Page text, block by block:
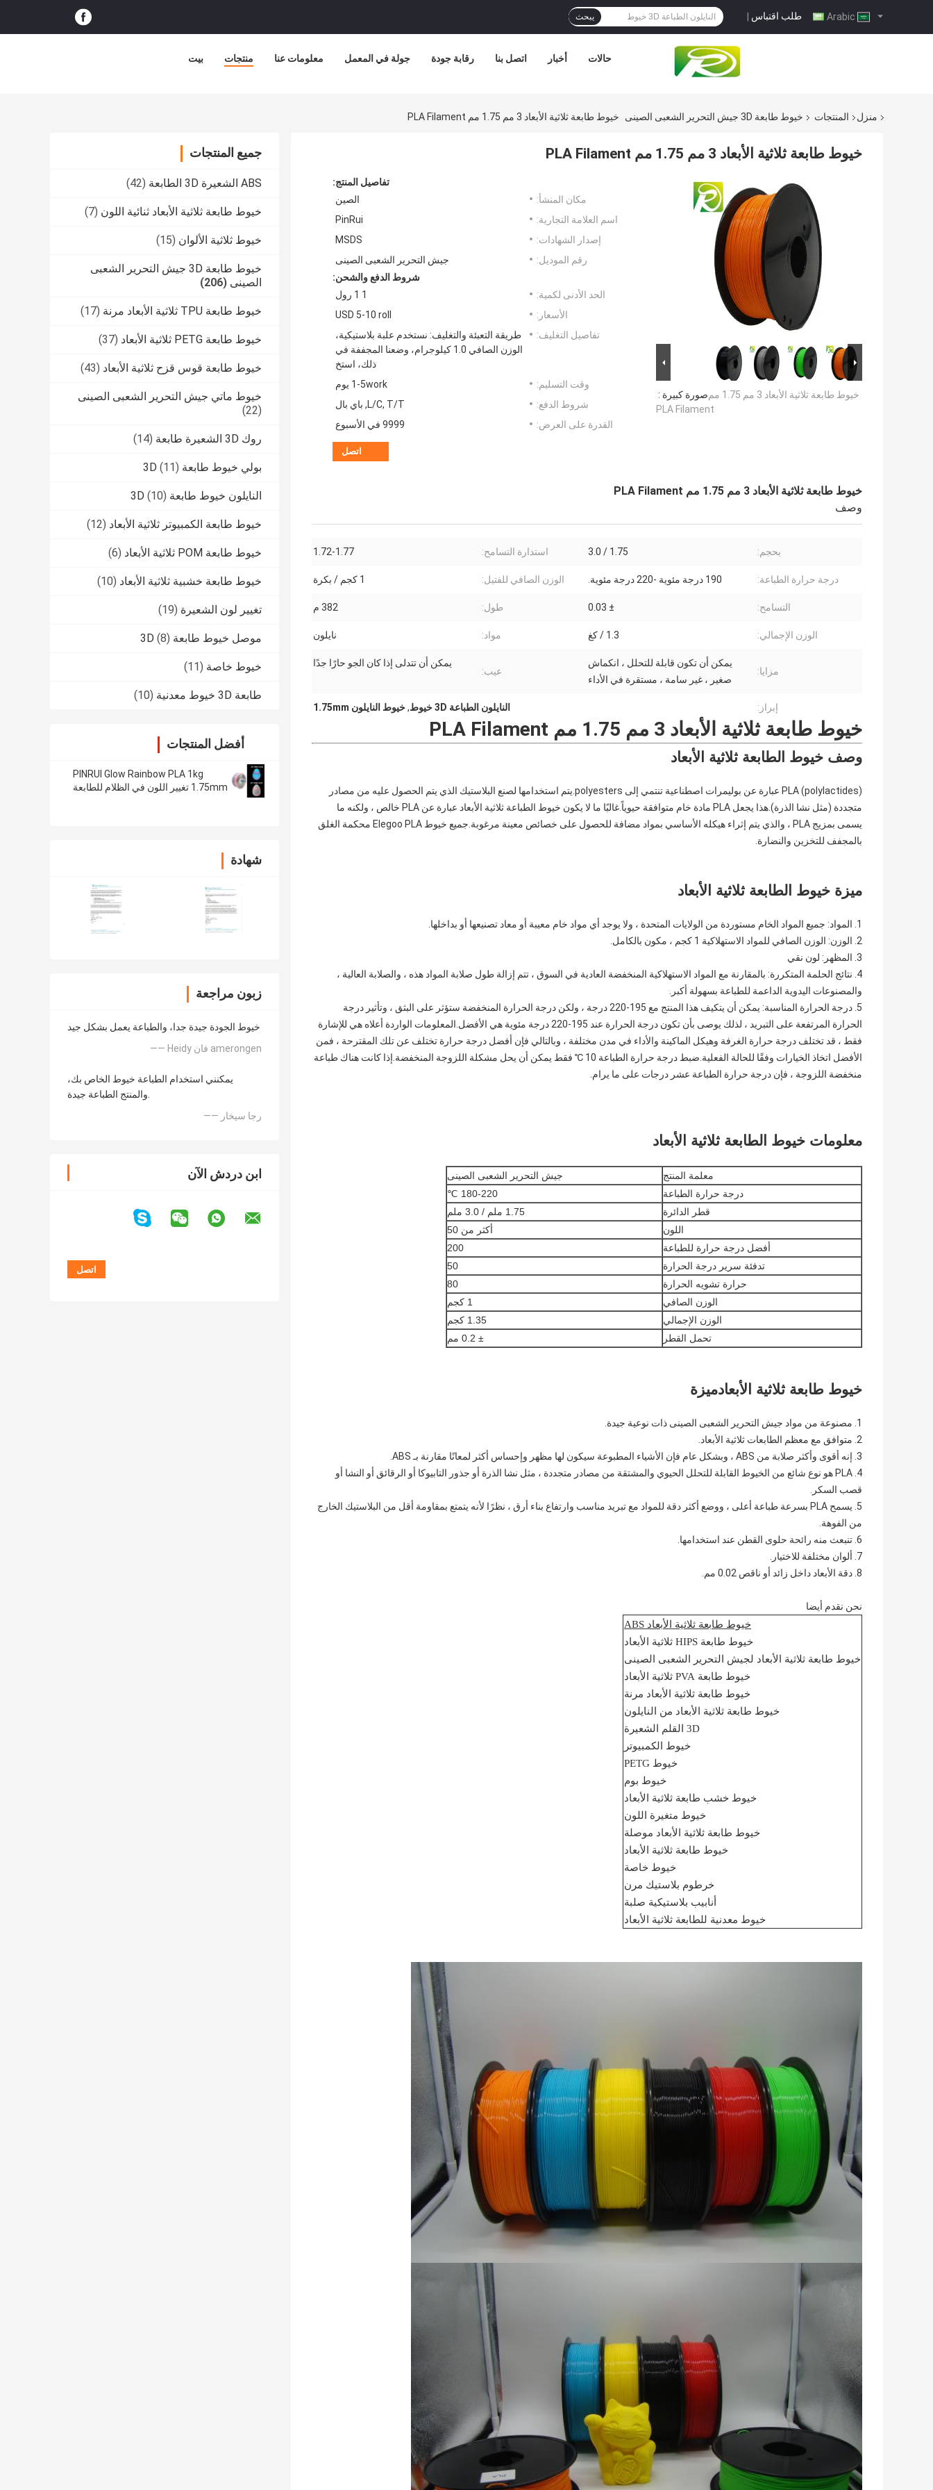
طلب اقتباس | يبحث
بيت منتجات معلومات عنا جولة في المعمل رقابة جودة اتصل بنا أخبار حالات
منزل المنتجات خيوط طابعة 3D جيش التحرير الشعبى الصينى خيوط طابعة ثلاثية الأبعاد 3 مم 1.75 مم PLA Filament
جميع المنتجات
ABS الشعيرة 3D الطابعة (42)
خيوط طابعة ثلاثية الأبعاد ثنائية اللون (7)
خيوط ثلاثية الألوان (15)
خيوط طابعة 3D جيش التحرير الشعبى
الصينى (206)
خيوط طابعة TPU ثلاثية الأبعاد مرنة (17)
خيوط طابعة PETG ثلاثية الأبعاد (37)
خيوط طابعة قوس قزح ثلاثية الأبعاد (43)
خيوط ماتي جيش التحرير الشعبى الصينى
(22)
روك 3D الشعيرة طابعة (14)
بولي خيوط طابعة 3D (11)
النايلون خيوط طابعة 3D (10)
خيوط طابعة الكمبيوتر ثلاثية الأبعاد (12)
خيوط طابعة POM ثلاثية الأبعاد (6)
خيوط طابعة خشبية ثلاثية الأبعاد (10)
تغيير لون الشعيرة (19)
موصل خيوط طابعة 3D (8)
خيوط خاصة (11)
طابعة 3D خيوط معدنية (10)
أفضل المنتجات
PINRUI Glow Rainbow PLA 1kg
1.75mm تغيير اللون في الظلام للطابعة
شهادة
زبون مراجعة
خيوط الجودة جيدة جدا، والطباعة يعمل بشكل جيد
—— Heidy فان amerongen
يمكنني استخدام الطباعة خيوط الخاص بك،
والمنتج الطباعة جيدة.
—— رجا سيخار
ابن دردش الآن
خيوط طابعة ثلاثية الأبعاد 3 مم 1.75 مم PLA Filament
صورة كبيرة :خيوط طابعة ثلاثية الأبعاد 3 مم 1.75 مم
PLA Filament
تفاصيل المنتج:
مكان المنشأ:
الصين
اسم العلامة التجارية:
PinRui
إصدار الشهادات:
MSDS
رقم الموديل:
جيش التحرير الشعبى الصينى
شروط الدفع والشحن:
الحد الأدنى لكمية:
1 1 رول
الأسعار:
USD 5-10 roll
تفاصيل التغليف:
طريقة التعبئة والتغليف: نستخدم علبة بلاستيكية،
الوزن الصافي 1.0 كيلوجرام، وضعنا المجففة في
ذلك، استخ
وقت التسليم:
1-5work يوم
شروط الدفع:
L/C, T/T, باي بال
القدرة على العرض:
9999 في الأسبوع
اتصل
خيوط طابعة ثلاثية الأبعاد 3 مم 1.75 مم PLA Filament
وصف
بحجم: 1.75 / 3.0 استدارة التسامح: 1.72-1.77
درجة حرارة الطباعة: 190 درجة مئوية -220 درجة مئوية. الوزن الصافي للفتيل: 1 كجم / بكرة
التسامح: ± 0.03 طول: 382 م
الوزن الإجمالي: 1.3 / كغ مواد: نايلون
مزايا:
يمكن أن تكون قابلة للتحلل ، انكماش
صغير ، غير سامة ، مستقرة في الأداء
عيب:
يمكن أن تتدلى إذا كان الجو حارًا جدًا
إبراز: النايلون الطباعة 3D خيوط ,خيوط النايلون 1.75mm
خيوط طابعة ثلاثية الأبعاد 3 مم 1.75 مم PLA Filament
وصف خيوط الطابعة ثلاثية الأبعاد
PLA (polylactides) عبارة عن بوليمرات اصطناعية تنتمي إلى polyesters.يتم استخدامها لصنع البلاستيك الذي يتم الحصول عليه من مصادر
متجددة (مثل نشا الذرة).هذا يجعل PLA مادة خام متوافقة حيوياً.غالبًا ما لا يكون خيوط الطباعة ثلاثية الأبعاد عبارة عن PLA خالص ، ولكنه ما
يسمى بمزيج PLA ، والذي يتم إثراء هيكله الأساسي بمواد مضافة للحصول على خصائص معينة مرغوبة.جميع خيوط Elegoo PLA محكمة الغلق
بالمجفف للتخزين والنضارة.
ميزة خيوط الطابعة ثلاثية الأبعاد
1. المواد: جميع المواد الخام مستوردة من الولايات المتحدة ، ولا يوجد أي مواد خام معيبة أو معاد تصنيعها أو بداخلها.
2. الوزن: الوزن الصافي للمواد الاستهلاكية 1 كجم ، مكون بالكامل.
3. المظهر: لون نقي
4. نتائج الحلمة المتكررة: بالمقارنة مع المواد الاستهلاكية المنخفضة العادية في السوق ، تتم إزالة طول صلابة المواد هذه ، والصلابة العالية ،
والمصنوعات اليدوية الداعمة للطباعة بسهولة أكبر.
5. درجة الحرارة المناسبة: يمكن أن يتكيف هذا المنتج مع 195-220 درجة ، ولكن درجة الحرارة المنخفضة ستؤثر على البثق ، وتأثير درجة
الحرارة المرتفعة على التبريد ، لذلك يوصى بأن تكون درجة الحرارة عند 195-220 درجة مئوية هي الأفضل.المعلومات الواردة أعلاه هي للإشارة
فقط ، قد تختلف درجة حرارة الغرفة وهيكل الماكينة والأداء في مدن مختلفة ، وبالتالي فإن أفضل درجة حرارة تختلف عن تلك المقترحة ، فمن
الأفضل اتخاذ الخيارات وفقًا للحالة الفعلية.ضبط درجة حرارة الطباعة 10 ℃ فقط يمكن أن يحل مشكلة اللزوجة المنخفضة.إذا كانت هناك طباعة
منخفضة اللزوجة ، فإن درجة حرارة الطباعة عشر درجات على ما يرام.
معلومات خيوط الطابعة ثلاثية الأبعاد
معلمة المنتج
جيش التحرير الشعبى الصينى
درجة حرارة الطباعة
180-220 ℃
قطر الدائرة
1.75 ملم / 3.0 ملم
اللون
أكثر من 50
أفضل درجة حرارة للطباعة
200
تدفئة سرير درجة الحرارة
50
حرارة تشويه الحرارة
80
الوزن الصافي
1 كجم
الوزن الإجمالي
1.35 كجم
تحمل القطر
± 0.2 مم
خيوط طابعة ثلاثية الأبعادميزة
1. مصنوعة من مواد جيش التحرير الشعبى الصينى ذات نوعية جيدة.
2. متوافق مع معظم الطابعات ثلاثية الأبعاد.
3. إنه أقوى وأكثر صلابة من ABS ، وبشكل عام فإن الأشياء المطبوعة سيكون لها مظهر وإحساس أكثر لمعانًا مقارنة بـ ABS.
4. PLA هو نوع شائع من الخيوط القابلة للتحلل الحيوي والمشتقة من مصادر متجددة ، مثل نشا الذرة أو جذور التابيوكا أو الرقائق أو النشا أو
قصب السكر.
5. يسمح PLA بسرعة طباعة أعلى ، ووضع أكثر دقة للمواد مع تبريد مناسب وارتفاع بناء أرق ، نظرًا لأنه يتمتع بمقاومة أقل من البلاستيك الخارج
من الفوهة.
6. تنبعث منه رائحة حلوى القطن عند استخدامها.
7. ألوان مختلفة للاختيار.
8. دقة الأبعاد داخل زائد أو ناقص 0.02 مم.
نحن نقدم أيضا
خيوط طابعة ثلاثية الأبعاد ABS
خيوط طابعة HIPS ثلاثية الأبعاد
خيوط طابعة ثلاثية الأبعاد لجيش التحرير الشعبى الصينى
خيوط طابعة PVA ثلاثية الأبعاد
خيوط طابعة ثلاثية الأبعاد مرنة
خيوط طابعة ثلاثية الأبعاد من النايلون
3D القلم الشعيرة
خيوط الكمبيوتر
خيوط PETG
خيوط بوم
خيوط خشب طابعة ثلاثية الأبعاد
خيوط متغيرة اللون
خيوط طابعة ثلاثية الأبعاد موصلة
خيوط طابعة ثلاثية الأبعاد
خيوط خاصة
خرطوم بلاستيك مرن
أنابيب بلاستيكية صلبة
خيوط معدنية للطابعة ثلاثية الأبعاد